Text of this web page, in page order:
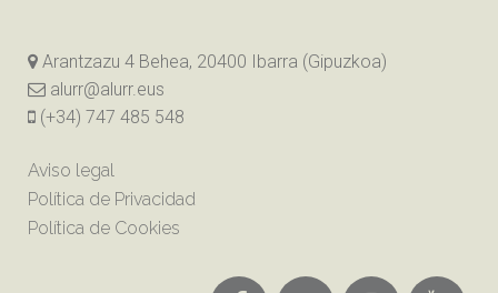
Arantzazu 4 Behea, 20400 Ibarra (Gipuzkoa)
alurr@alurr.eus
(+34) 747 485 548
Aviso legal
Política de Privacidad
Política de Cookies